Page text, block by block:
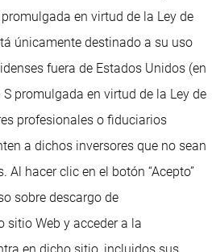
en virtud de la Ley de
únicamente destinado a su uso
fuera de Estados Unidos (en
promulgada en virtud de la Ley de
profesionales o fiduciarios
a dichos inversores que no sean
Al hacer clic en el botón “Acepto”
sobre descargo de
sitio Web y acceder a la